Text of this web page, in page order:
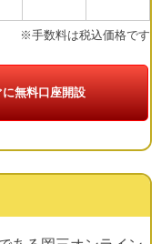
※手数料は税込価格です
に無料口座開設